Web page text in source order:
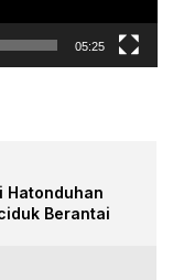
05:25
Hatonduhan
Berantai